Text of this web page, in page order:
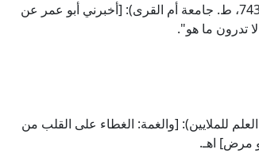
وقال الإمام إبراهيم الحربي [ت: 285هـ] في "غريب الحديث" (2/ 743، ط. جامعة أم القرى): [أخبرني أبو عمر عن
تدرون ما هو".
[ت: 321هـ] في "الجمهرة" (1/ 160، ط. دار العلم للملايين): [والغمة: الغطاء على القلب من